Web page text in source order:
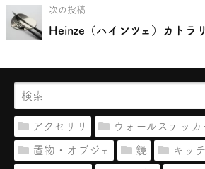
次の投稿
Heinze（ハインツェ）カトラ
アクセサリ ウォールステッカ
置物・オブジェ 鏡 キッ